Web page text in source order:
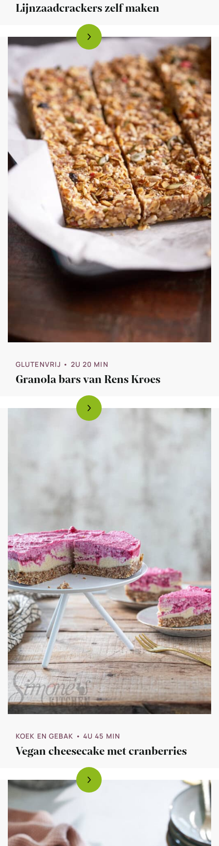
Lijnzaadcrackers zelf maken
GLUTENVRIJ • 2U 20 MIN
Granola bars van Rens Kroes
KOEK EN GEBAK • 4U 45 MIN
Vegan cheesecake met cranberries